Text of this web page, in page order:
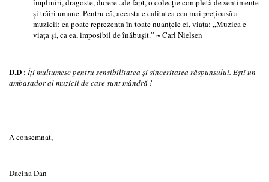
împliniri, dragoste, durere...de fapt, o colecţie completă de sentimente
şi trăiri umane. Pentru că, aceasta e calitatea cea mai preţioasă a
muzicii: ea poate reprezenta în toate nuanţele ei, viaţa: „Muzica e
viaţa şi, ca ea, imposibil de înăbuşit.” ~ Carl Nielsen
D.D : Îţi multumesc pentru sensibilitatea şi sinceritatea răspunsului. Eşti un
ambasador al muzicii de care sunt mândră !
A consemnat,
Dacina Dan